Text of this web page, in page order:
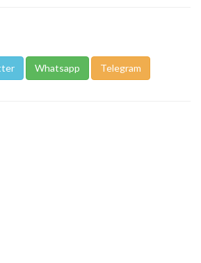
Whatsapp Telegram